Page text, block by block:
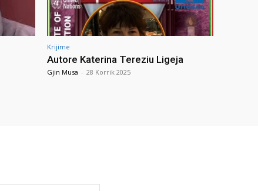
Krijime
Autore Katerina Tereziu Ligeja
Gjin Musa - 28 Korrik 2025